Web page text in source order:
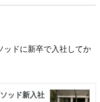
ドに新卒で入社してか